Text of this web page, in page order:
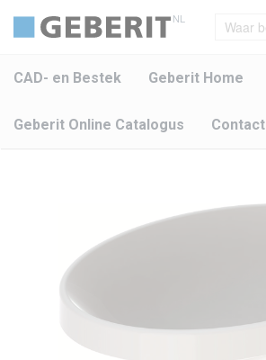
NL
CAD- en Bestek Geberit Home
Geberit Online Catalogus Contact